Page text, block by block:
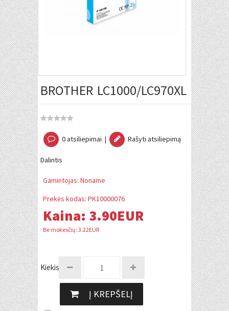
BROTHER LC1000/LC970XL BK
0 atsiliepimai | Rašyti atsiliepimą
Dalintis
Gamintojas: Noname
Prekės kodas: PK10000076
Kaina: 3.90EUR
Be mokesčių: 3.22EUR
Kiekis:
Į KREPŠELĮ